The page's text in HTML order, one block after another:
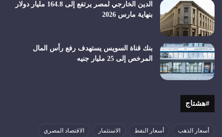
الدين الخارجي لمصر يرتفع إلى 164.8 مليار دولار
بنهاية مارس 2026
بنك قناة السويس يستهدف رفع رأس المال
المرخص إلى 25 مليار جنيه
#هشتاج
أسعار الذهب أسعار النفط الاستثمار الاقتصاد المصري